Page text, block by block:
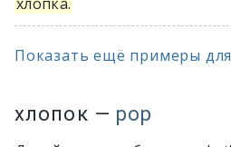
Показать ещё примеры для
хлопок — pop